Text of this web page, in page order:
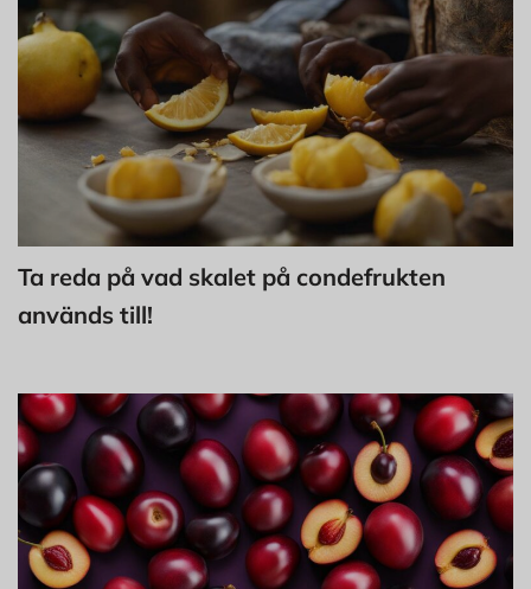
Ta reda på vad skalet på condefrukten
används till!